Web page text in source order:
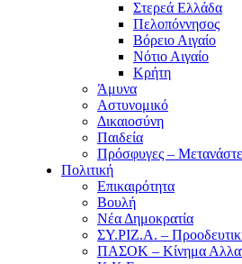
Στερεά Ελλάδα
Πελοπόννησος
Βόρειο Αιγαίο
Νότιο Αιγαίο
Κρήτη
Άμυνα
Αστυνομικό
Δικαιοσύνη
Παιδεία
Πρόσφυγες –
Πολιτική
Επικαιρότητα
Βουλή
Νέα Δημοκρατία
ΣΥ.ΡΙΖ.Α. –
ΠΑΣΟΚ – Κίνημα